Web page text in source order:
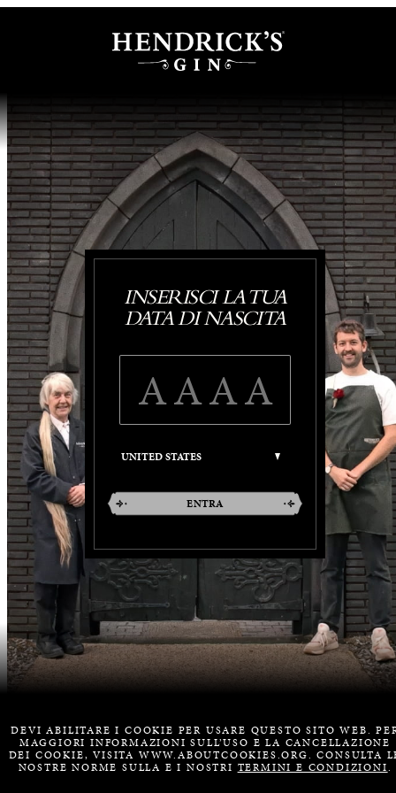
INSERISCI LA TUA
DATA DI NASCITA
ENTRA
DEVI ABILITARE I COOKIE PER USARE QUESTO SITO WEB.
MAGGIORI INFORMAZIONI SULL’USO E LA CANCELLAZIONE
DEI COOKIE, VISITA WWW.ABOUTCOOKIES.ORG. CONSULTA
NOSTRE NORME SULLA E I NOSTRI TERMINI E CONDIZIONI.